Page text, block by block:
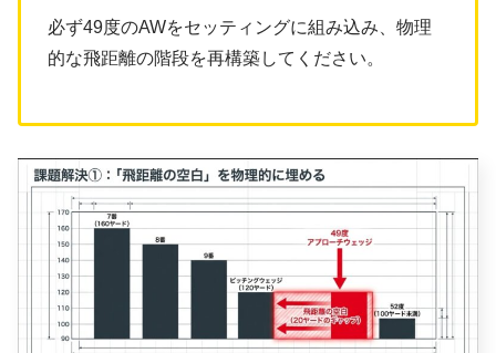
必ず49度のAWをセッティングに組み込み、物理
的な飛距離の階段を再構築してください。